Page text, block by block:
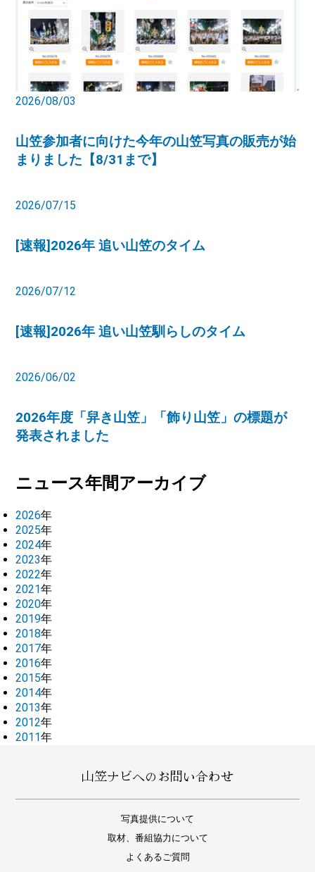
2026/08/03
山笠参加者に向けた今年の山笠写真の販売が始
まりました【8/31まで】
2026/07/15
[速報]2026年 追い山笠のタイム
2026/07/12
[速報]2026年 追い山笠馴らしのタイム
2026/06/02
2026年度「舁き山笠」「飾り山笠」の標題が
発表されました
ニュース年間アーカイブ
2026年
2025年
2024年
2023年
2022年
2021年
2020年
2019年
2018年
2017年
2016年
2015年
2014年
2013年
2012年
2011年
山笠ナビへのお問い合わせ
写真提供について
取材、番組協力について
よくあるご質問